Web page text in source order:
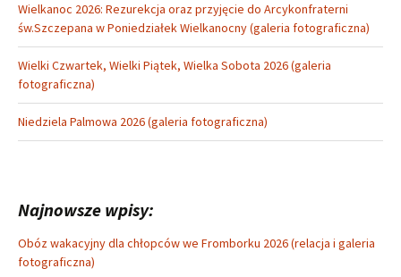
Wielkanoc 2026: Rezurekcja oraz przyjęcie do Arcykonfraterni
św.Szczepana w Poniedziałek Wielkanocny (galeria fotograficzna)
Wielki Czwartek, Wielki Piątek, Wielka Sobota 2026 (galeria
fotograficzna)
Niedziela Palmowa 2026 (galeria fotograficzna)
Najnowsze wpisy:
Obóz wakacyjny dla chłopców we Fromborku 2026 (relacja i galeria
fotograficzna)